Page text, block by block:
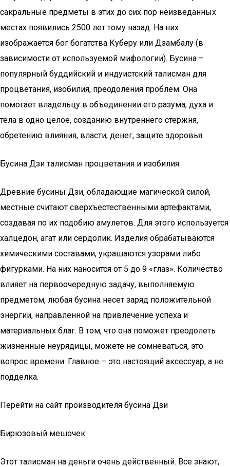
сакральные предметы в этих до сих пор неизведанных
местах появились 2500 лет тому назад. На них
изображается бог богатства Куберу или Дзамбалу (в
зависимости от используемой мифологии). Бусина –
популярный буддийский и индуистский талисман для
процветания, изобилия, преодоления проблем. Она
помогает владельцу в объединении его разума, духа и
тела в одно целое, созданию внутреннего стержня,
обретению влияния, власти, денег, защите здоровья.
Бусина Дзи талисман процветания и изобилия
Древние бусины Дзи, обладающие магической силой,
местные считают сверхъестественными артефактами,
создавая по их подобию амулетов. Для этого используется
халцедон, агат или сердолик. Изделия обрабатываются
химическими составами, украшаются узорами либо
фигурками. На них наносится от 5 до 9 «глаз». Количество
влияет на первоочередную задачу, выполняемую
предметом, любая бусина несет заряд положительной
энергии, направленной на привлечение успеха и
материальных благ. В том, что она поможет преодолеть
жизненные неурядицы, можете не сомневаться, это
вопрос времени. Главное – это настоящий аксессуар, а не
подделка.
Перейти на сайт производителя бусина Дзи
Бирюзовый мешочек
Этот талисман на деньги очень действенный. Все знают,